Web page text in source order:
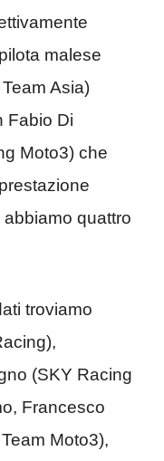
malese
Asia)
Fabio Di
Moto3) che
quattro
troviamo
(SKY Racing
Francesco
Moto3),